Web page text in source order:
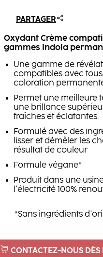
PARTAGER
Oxydant Crème
gammes Indola
Une gamme de
compatibles avec
coloration
Permet une meilleure
une brillance
fraîches et éclatantes.
Formulé avec des
lisser et démêler les
résultat de couleur
Formule végane*
Produit dans une
l'électricité 100%
*Sans ingrédients
CONTACTEZ-NOUS